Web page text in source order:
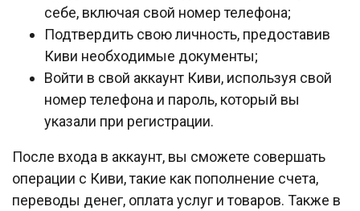
себе, включая свой номер телефона;
Подтвердить свою личность, предоставив
Киви необходимые документы;
Войти в свой аккаунт Киви, используя свой
номер телефона и пароль, который вы
указали при регистрации.
После входа в аккаунт, вы сможете совершать
операции с Киви, такие как пополнение счета,
переводы денег, оплата услуг и товаров. Также в